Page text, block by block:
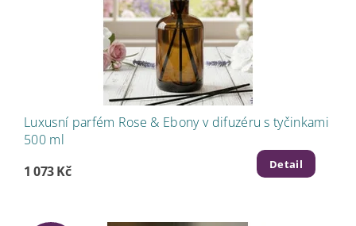
Luxusní parfém Rose & Ebony v difuzéru s tyčinkami
500 ml
1 073 Kč
Detail